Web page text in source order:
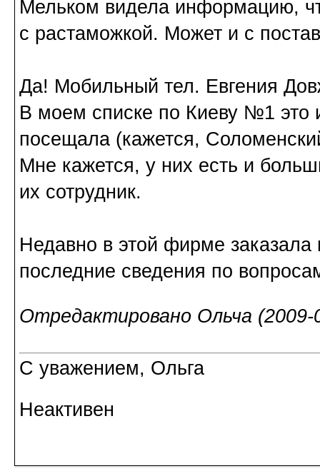
Мельком видела информацию,
с растаможкой. Может и с
Да! Мобильный тел. Евгения
В моем списке по Киеву №1 это
посещала (кажется,
Мне кажется, у них есть и
их сотрудник.
Недавно в этой фирме
последние сведения по
Отредактировано Ольча (2009-
С уважением, Ольга
Неактивен